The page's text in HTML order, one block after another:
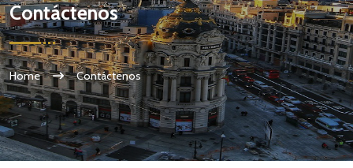
Contáctenos
Home Contáctenos